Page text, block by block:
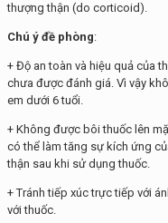
thượng thận (do corticoid).
Chú ý đề phòng:
+ Độ an toàn và hiệu quả của
chưa được đánh giá. Vì vậy
em dưới 6 tuổi.
+ Không được bôi thuốc lên
có thể làm tăng sự kích ứng
thận sau khi sử dụng thuốc.
+ Tránh tiếp xúc trực tiếp với
với thuốc.